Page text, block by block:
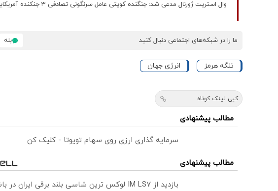
وال استریت ژورنال مدعی شد: جنگنده کویتی عامل سرنگونی تصادفی 3 جنکنده آمریکایی
ما را در شبکه‌های اجتماعی دنبال کنید بله
تنگه هرمز انرژی جهان
کپی لینک کوتاه
مطالب پیشنهادی
سرمایه گذاری ارزی روی سهام تویوتا - کلیک کن
مطالب پیشنهادی
بازدید از IM LS7 لوکس ترین شاسی بلند برقی ایران در باشگاه انقلاب